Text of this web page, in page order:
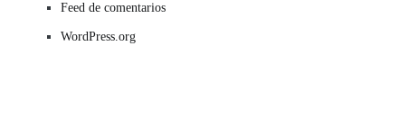
Feed de comentarios
WordPress.org